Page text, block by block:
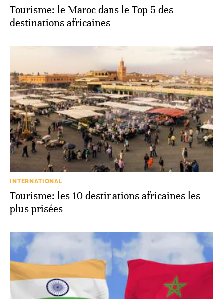
Tourisme: le Maroc dans le Top 5 des
destinations africaines
INTERNATIONAL
Tourisme: les 10 destinations africaines les
plus prisées